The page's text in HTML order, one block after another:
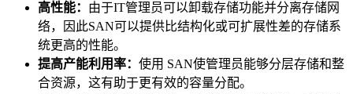
高性能： 由于IT管理员可以卸载存储功能并分离存储网
络，因此SAN可以提供比结构化或可扩展性差的存储系
统更高的性能。
提高产能利用率： 使用 SAN使管理员能够分层存储和整
合资源，这有助于更有效的容量分配。